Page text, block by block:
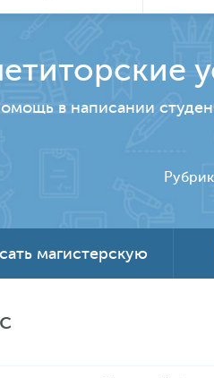
в написании
магистерскую